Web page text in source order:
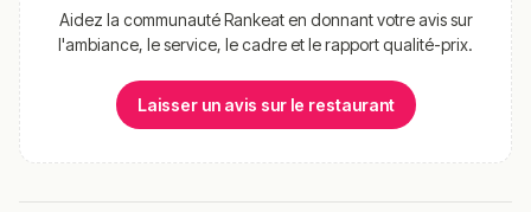
Aidez la communauté Rankeat en donnant votre avis sur
l'ambiance, le service, le cadre et le rapport qualité-prix.
Laisser un avis sur le restaurant